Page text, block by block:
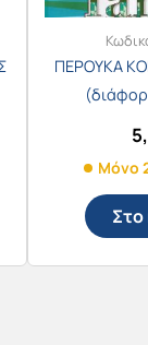
ΠΕΡΟΥΚΑ
Μόνο
Στο